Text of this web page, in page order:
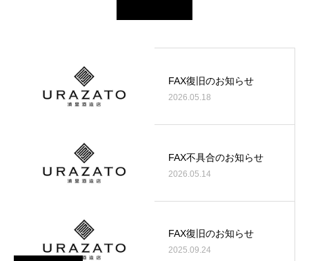
FAX復旧のお知らせ
2026.05.18
FAX不具合のお知らせ
2026.05.14
FAX復旧のお知らせ
2025.09.24